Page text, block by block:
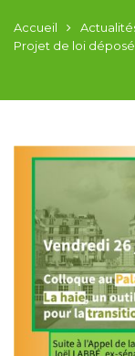
Accueil
Projet de loi